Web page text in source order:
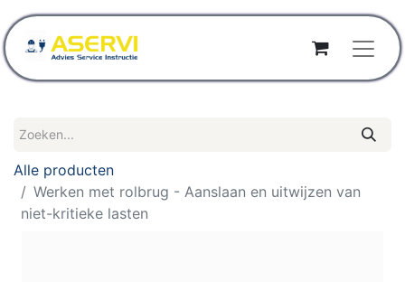
Alle producten
Werken met rolbrug - Aanslaan en uitwijzen van
niet-kritieke lasten